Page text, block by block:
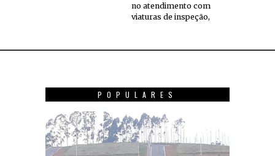
no atendimento com
viaturas de inspeção,
POPULARES